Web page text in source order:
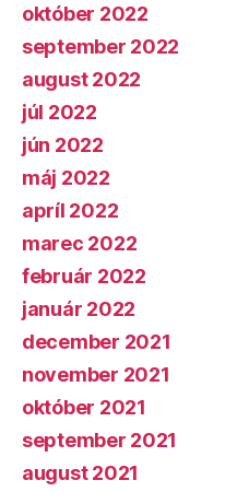
október 2022
september 2022
august 2022
júl 2022
jún 2022
máj 2022
apríl 2022
marec 2022
február 2022
január 2022
december 2021
november 2021
október 2021
september 2021
august 2021